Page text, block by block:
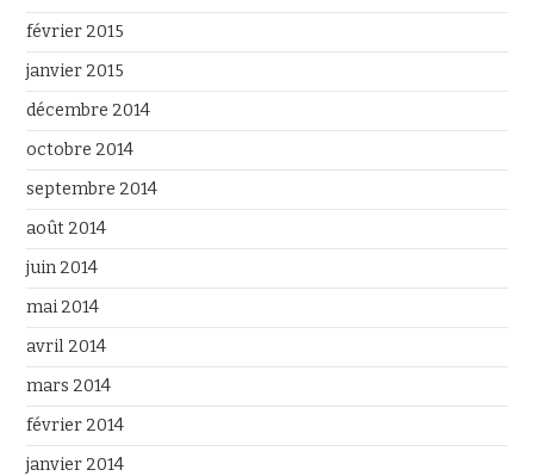
février 2015
janvier 2015
décembre 2014
octobre 2014
septembre 2014
août 2014
juin 2014
mai 2014
avril 2014
mars 2014
février 2014
janvier 2014